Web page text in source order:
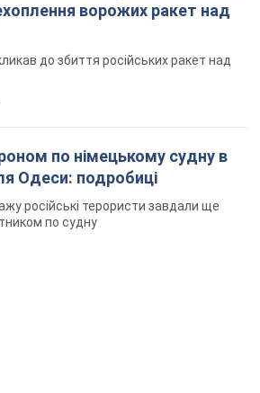
ворожих ракет над
до збиття російських ракет над
по німецькому судну в
Одеси: подробиці
російські терористи завдали ще
по судну